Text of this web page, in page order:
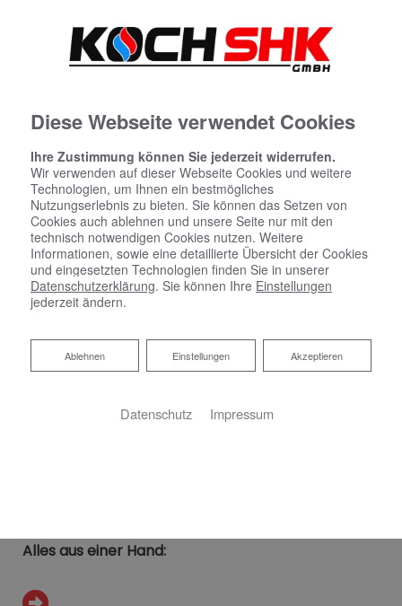
Sanitärplanung und -installation
Koch SHK GmbH: Ihr Profi vor Ort
Ob Neubau oder Sanierung: Eine Sanitäranlage muss
Alles aus einer Hand:
Diese Webseite verwendet Cookies
Ihre Zustimmung können Sie jederzeit widerrufen.
Wir verwenden auf dieser Webseite Cookies und weitere
Technologien, um Ihnen ein bestmögliches
Nutzungserlebnis zu bieten. Sie können das Setzen von
Cookies auch ablehnen und unsere Seite nur mit den
technisch notwendigen Cookies nutzen. Weitere
Informationen, sowie eine detaillierte Übersicht der Cookies
und eingesetzten Technologien finden Sie in unserer
Datenschutzerklärung. Sie können Ihre Einstellungen
jederzeit ändern.
Akzeptieren
Einstellungen
Ablehnen
Ablehnen
Datenschutz Impressum